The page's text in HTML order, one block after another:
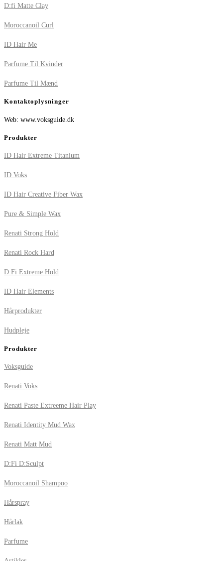
D:fi Matte Clay
Moroccanoil Curl
ID Hair Me
Parfume Til Kvinder
Parfume Til Mænd
Kontaktoplysninger
Web: www.voksguide.dk
Produkter
ID Hair Extreme Titanium
ID Voks
ID Hair Creative Fiber Wax
Pure & Simple Wax
Renati Strong Hold
Renati Rock Hard
D:Fi Extreme Hold
ID Hair Elements
Hårprodukter
Hudpleje
Produkter
Voksguide
Renati Voks
Renati Paste Extreeme Hair Play
Renati Identity Mud Wax
Renati Matt Mud
D:Fi D:Sculpt
Moroccanoil Shampoo
Hårspray
Hårlak
Parfume